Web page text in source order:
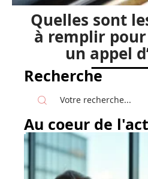
Quelles sont
à remplir
un appel
Recherche
Au coeur de